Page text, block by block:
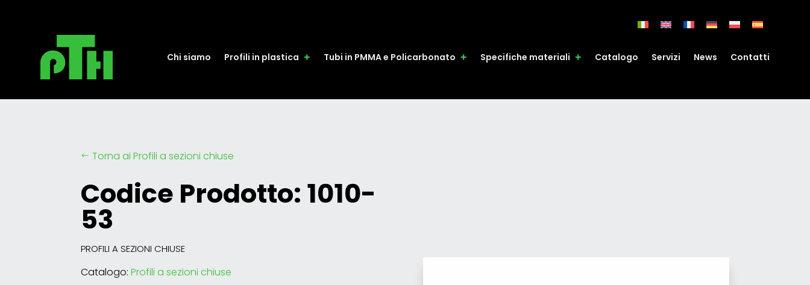
Chi siamo Profili in plastica Tubi in PMMA e Policarbonato Specifiche materiali Catalogo Servizi News Contatti
# Torna ai Profili a sezioni chiuse
Codice Prodotto: 1010-
53
PROFILI A SEZIONI CHIUSE
Catalogo:Profili a sezioni chiuse